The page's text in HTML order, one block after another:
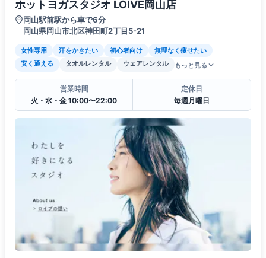
ホットヨガスタジオ LOIVE岡山店
岡山駅前駅から車で6分
岡山県岡山市北区神田町2丁目5-21
女性専用 汗をかきたい 初心者向け
無理なく痩せたい
安く通える
タオルレンタル ウェアレンタル もっと見る
営業時間
火・水・金 10:00〜22:00
定休日
毎週月曜日